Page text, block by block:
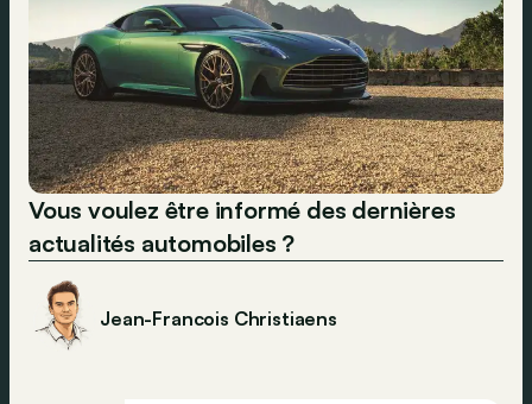
Vous voulez être informé des dernières
actualités automobiles ?
Jean-Francois Christiaens